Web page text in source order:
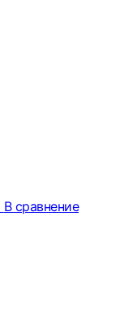
В сравнение